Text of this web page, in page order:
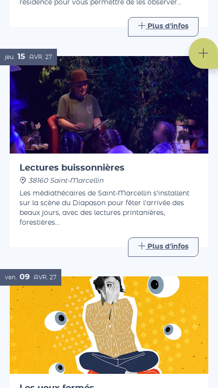
Ronron. La compagnie ouvre les portes de sa
résidence pour vous permettre de les observer
pendant leur travail, avant d'échanger avec eux
jeu. 15 AVR. 27
Lectures buissonnières
38160 Saint-Marcellin
Les médiathécaires de Saint-Marcellin s'installent
sur la scène du Diapason pour fêter l'arrivée des
ven. 09 AVR. 27